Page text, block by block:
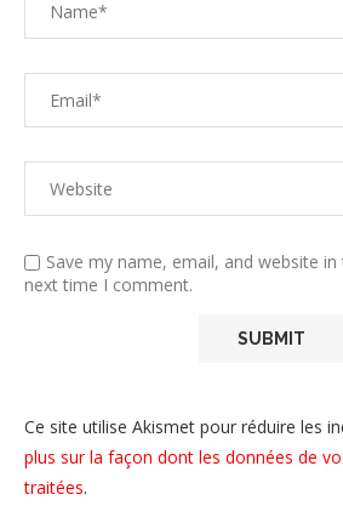
Save my name, email, and website
next time I comment.
Ce site utilise Akismet pour réduire les
plus sur la façon dont les données de
traitées.